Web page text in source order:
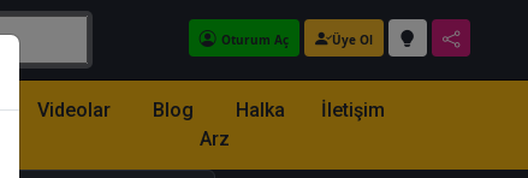
Oturum Aç Üye Ol
Videolar Blog
Halka
Arz
İletişim